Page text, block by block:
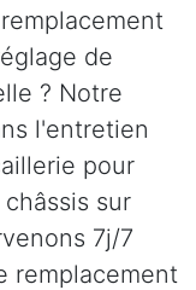
de
? Notre
l'entretien
pour
sur
7j/7
remplacement